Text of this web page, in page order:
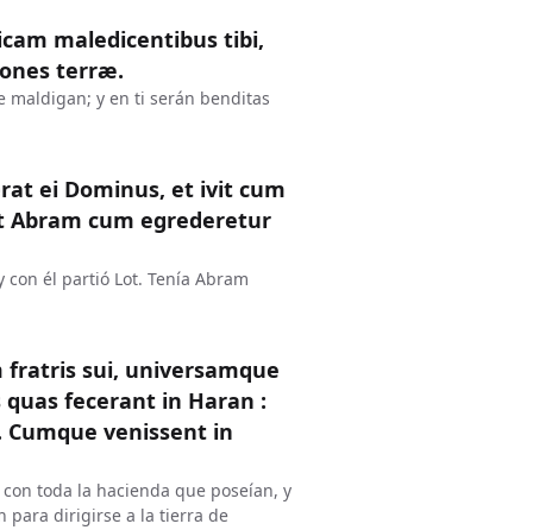
maledicentibus tibi,
terræ.
maldigan; y en ti serán benditas
ei Dominus, et ivit cum
cum egrederetur
con él partió Lot. Tenía Abram
fratris sui, universamque
fecerant in Haran :
venissent in
toda la hacienda que poseían, y
para dirigirse a la tierra de